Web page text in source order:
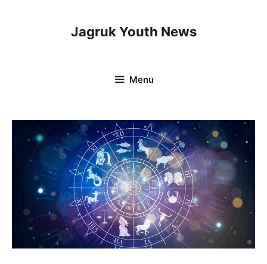
Jagruk Youth News
Menu